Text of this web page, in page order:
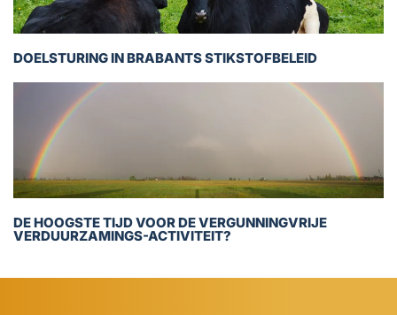
DOELSTURING IN BRABANTS STIKSTOFBELEID
DE HOOGSTE TIJD VOOR DE VERGUNNINGVRIJE
VERDUURZAMINGS-ACTIVITEIT?